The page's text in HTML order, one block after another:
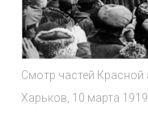
Смотр частей Красной
Харьков, 10 марта